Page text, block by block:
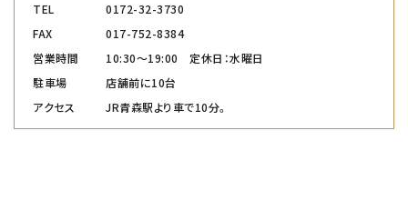
TEL
0172-32-3730
FAX
017-752-8384
営業時間
10:30～19:00 定休日：水曜日
駐車場
店舗前に10台
アクセス
JR青森駅より車で10分。